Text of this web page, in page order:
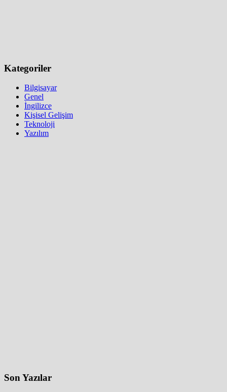
Kategoriler
Bilgisayar
Genel
İngilizce
Kişisel Gelişim
Teknoloji
Yazılım
Son Yazılar